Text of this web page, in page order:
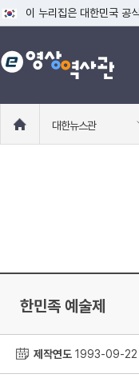
이 누리집은 대한민국 공
공식 누리집 주소 확인하
go.kr 주소를 사용하는
로
대한뉴스관
한민족 예술제
제작연도 1993-09-22